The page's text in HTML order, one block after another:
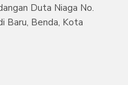
Duta Niaga No.
Baru, Benda, Kota